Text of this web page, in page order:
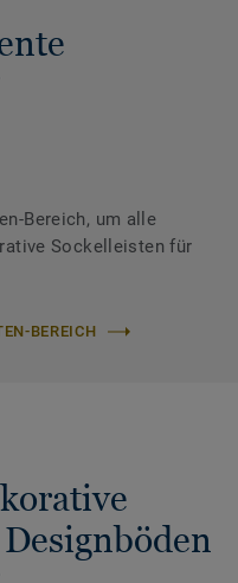
Bereich, um alle
Sockelleisten für
BEREICH